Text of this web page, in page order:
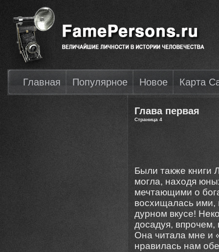
Главная Популярное Новое Карта
Глава первая
Страница 4
Были также книги
могла, находя
мечтающими о
восхищалась ими,
дурном вкусе!
досадуя, впрочем,
Она читала мне и
нравилась нам